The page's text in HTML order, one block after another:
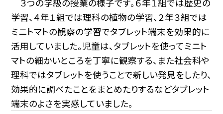
３つの学級の授業の様子です。６年１組では歴史の
学習、４年１組では理科の植物の学習、２年３組では
ミニトマトの観察の学習でタブレット端末を効果的に
活用していました。児童は、タブレットを使ってミニト
マトの細かいところを丁寧に観察する、また社会科や
理科ではタブレットを使うことで新しい発見をしたり、
効果的に調べたことをまとめたりするなどタブレット
端末のよさを実感していました。